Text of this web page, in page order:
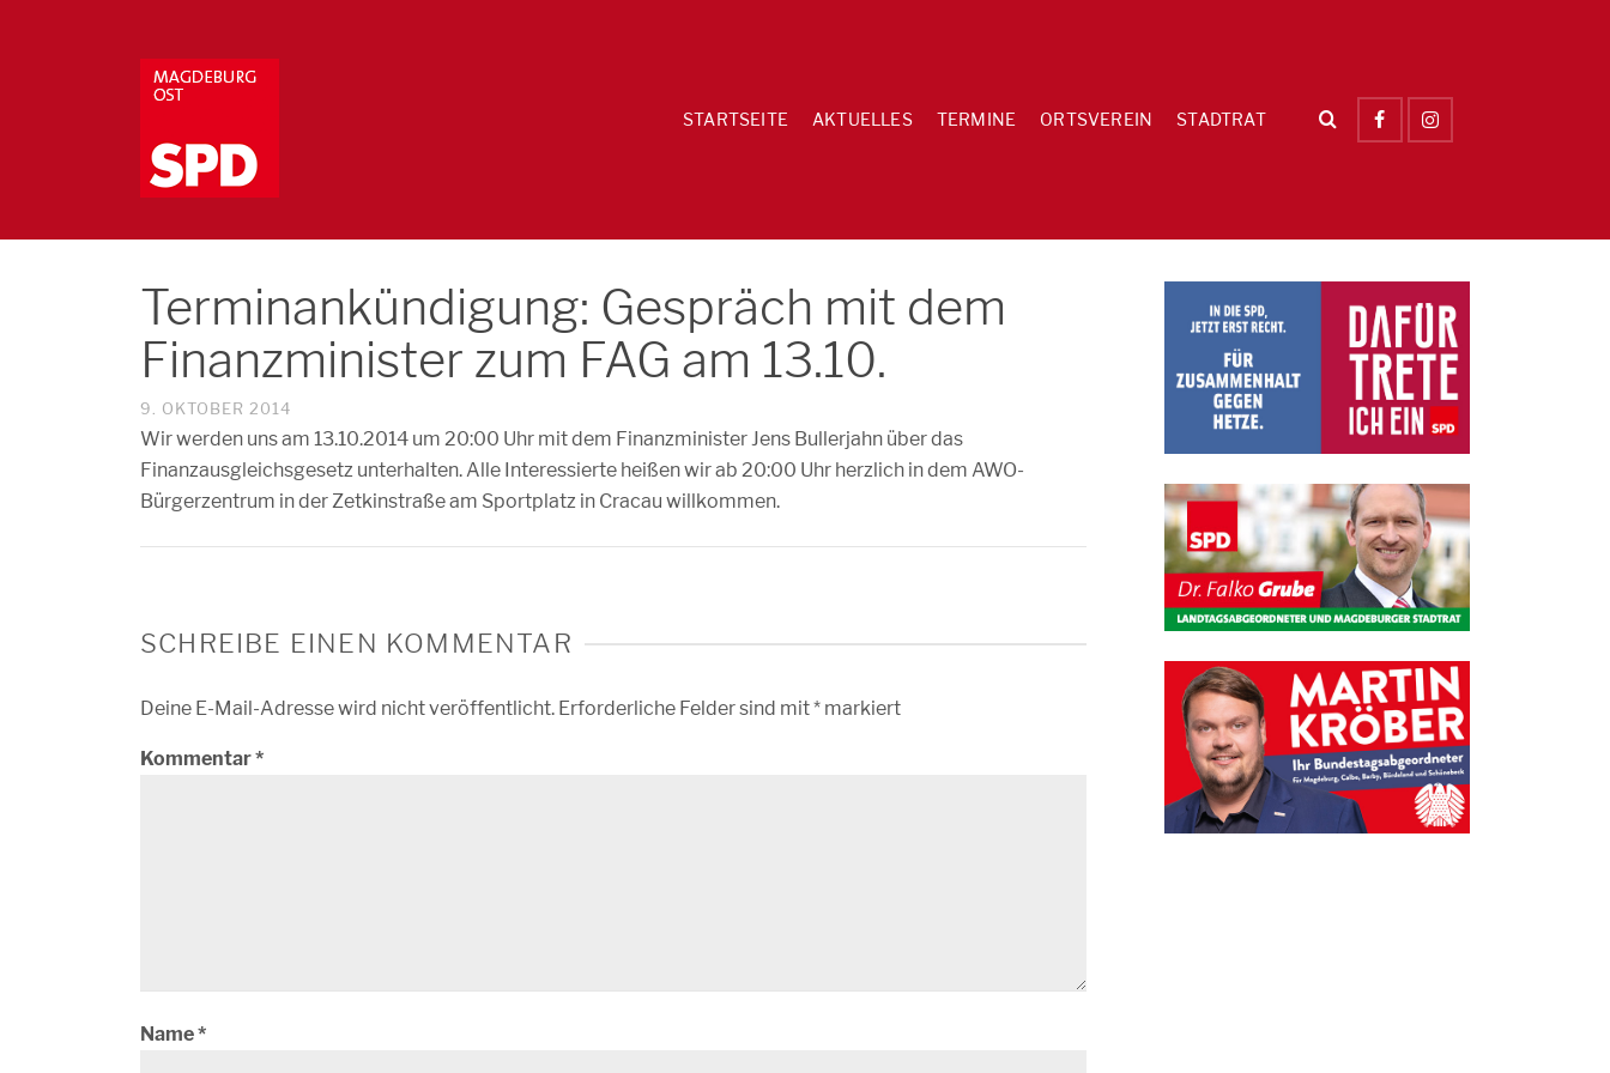
STARTSEITE AKTUELLES TERMINE ORTSVEREIN STADTRAT
Terminankündigung: Gespräch mit dem
Finanzminister zum FAG am 13.10.
9. OKTOBER 2014
Wir werden uns am 13.10.2014 um 20:00 Uhr mit dem Finanzminister Jens Bullerjahn über das
Finanzausgleichsgesetz unterhalten. Alle Interessierte heißen wir ab 20:00 Uhr herzlich in dem AWO-
Bürgerzentrum in der Zetkinstraße am Sportplatz in Cracau willkommen.
SCHREIBE EINEN KOMMENTAR
Deine E-Mail-Adresse wird nicht veröffentlicht. Erforderliche Felder sind mit* markiert
Kommentar*
Name*